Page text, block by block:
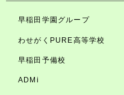
早稲田学園グループ
わせがくPURE高等学校
早稲田予備校
ADMi